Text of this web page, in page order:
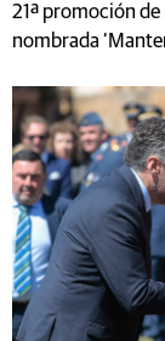
21ª promoción de
nombrada